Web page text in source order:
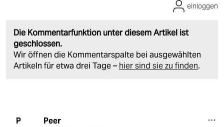
Die Kommentarfunktion unter diesem Artikel ist
geschlossen.
Wir öffnen die Kommentarspalte bei ausgewählten
Artikeln für etwa drei Tage – hier sind sie zu finden.
einloggen
P Peer